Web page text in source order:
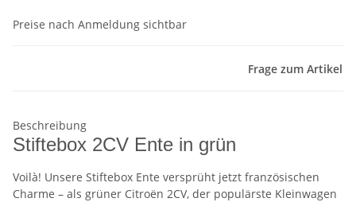
Preise nach Anmeldung sichtbar
Frage zum Artikel
Beschreibung
Stiftebox 2CV Ente in grün
Voilà! Unsere Stiftebox Ente versprüht jetzt französischen
Charme – als grüner Citroën 2CV, der populärste Kleinwagen